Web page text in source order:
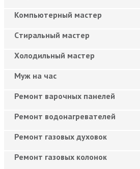
Компьютерный мастер
Cтиральный мастер
Холодильный мастер
Муж на час
Ремонт варочных панелей
Ремонт водонагревателей
Ремонт газовых духовок
Ремонт газовых колонок